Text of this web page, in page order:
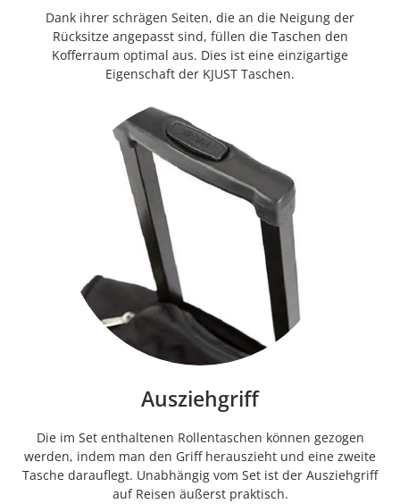
Dank ihrer schrägen Seiten, die an die Neigung der
Rücksitze angepasst sind, füllen die Taschen den
Kofferraum optimal aus. Dies ist eine einzigartige
Eigenschaft der KJUST Taschen.
Ausziehgriff
Die im Set enthaltenen Rollentaschen können gezogen
werden, indem man den Griff herauszieht und eine zweite
Tasche darauflegt. Unabhängig vom Set ist der Ausziehgriff
auf Reisen äußerst praktisch.